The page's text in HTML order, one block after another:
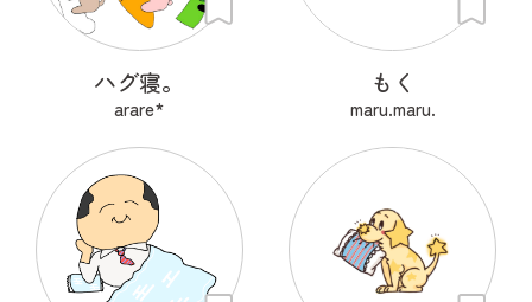
ハグ寝。
arare*
もく
maru.maru.